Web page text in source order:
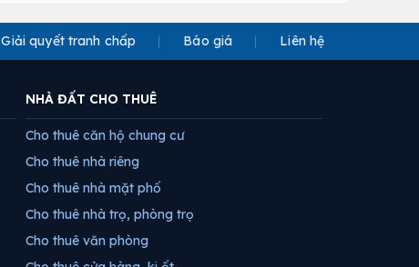
Giải quyết tranh chấp Báo giá Liên hệ
NHÀ ĐẤT CHO THUÊ
Cho thuê căn hộ chung cư
Cho thuê nhà riêng
Cho thuê nhà mặt phố
Cho thuê nhà trọ, phòng trọ
Cho thuê văn phòng